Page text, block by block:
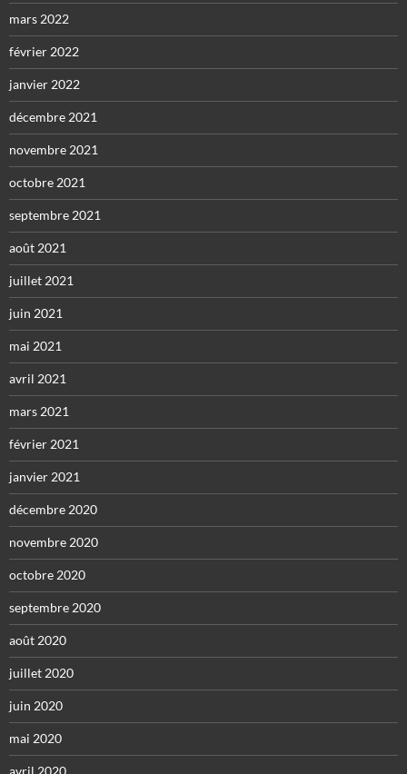
mars 2022
février 2022
janvier 2022
décembre 2021
novembre 2021
octobre 2021
septembre 2021
août 2021
juillet 2021
juin 2021
mai 2021
avril 2021
mars 2021
février 2021
janvier 2021
décembre 2020
novembre 2020
octobre 2020
septembre 2020
août 2020
juillet 2020
juin 2020
mai 2020
avril 2020